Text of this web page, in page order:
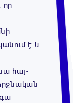
որ
է և
հայ-